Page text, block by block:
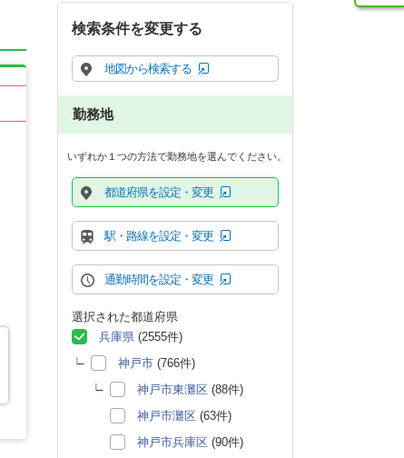
検索条件を変更する
地図から検索する
勤務地
いずれか１つの方法で勤務地を選んでください。
都道府県を設定・変更
駅・路線を設定・変更
通勤時間を設定・変更
選択された都道府県
兵庫県 (2555件)
神戸市 (766件)
神戸市東灘区 (88件)
神戸市灘区 (63件)
神戸市兵庫区 (90件)